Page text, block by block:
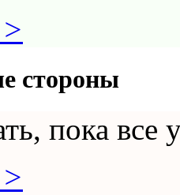
стороны
пока все